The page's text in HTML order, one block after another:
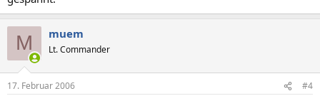
M muem
Lt. Commander
17. Februar 2006 #4